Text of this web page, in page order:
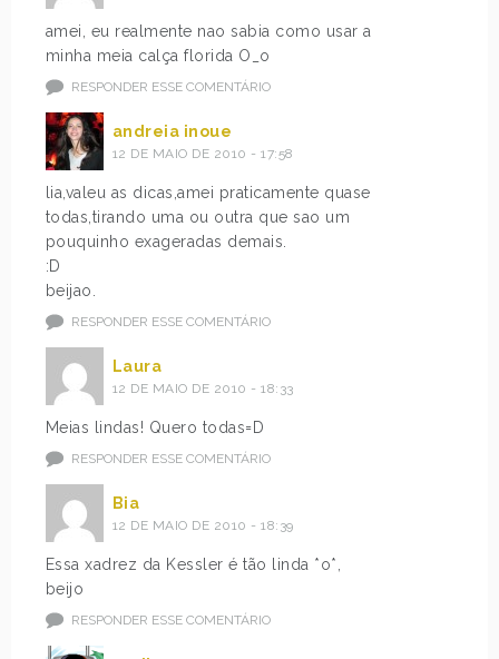
amei, eu realmente nao sabia como usar a
minha meia calça florida O_o
RESPONDER ESSE COMENTÁRIO
andreia inoue
12 DE MAIO DE 2010 - 17:58
lia,valeu as dicas,amei praticamente quase
todas,tirando uma ou outra que sao um
pouquinho exageradas demais.
:D
beijao.
RESPONDER ESSE COMENTÁRIO
Laura
12 DE MAIO DE 2010 - 18:33
Meias lindas! Quero todas=D
RESPONDER ESSE COMENTÁRIO
Bia
12 DE MAIO DE 2010 - 18:39
Essa xadrez da Kessler é tão linda *o*,
beijo
RESPONDER ESSE COMENTÁRIO